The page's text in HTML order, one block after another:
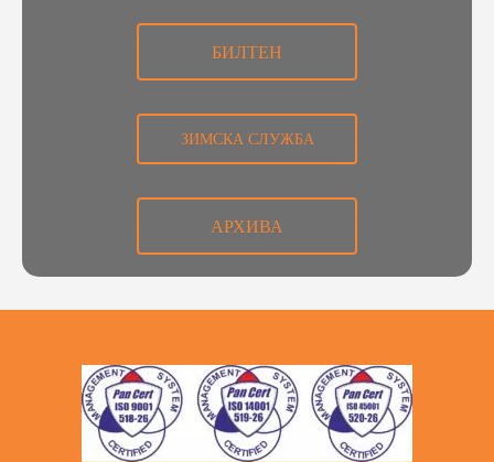
БИЛТЕН
ЗИМСКА СЛУЖБА
АРХИВА